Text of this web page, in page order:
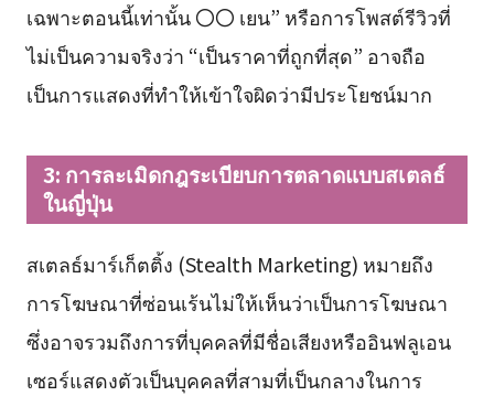
เฉพาะตอนนี้เท่านั้น 〇〇 เยน” หรือการโพสต์รีวิวที่
ไม่เป็นความจริงว่า “เป็นราคาที่ถูกที่สุด” อาจถือ
เป็นการแสดงที่ทำให้เข้าใจผิดว่ามีประโยชน์มาก
3: การละเมิดกฎระเบียบการตลาดแบบสเตลธ์
ในญี่ปุ่น
สเตลธ์มาร์เก็ตติ้ง (Stealth Marketing) หมายถึง
การโฆษณาที่ซ่อนเร้นไม่ให้เห็นว่าเป็นการโฆษณา
ซึ่งอาจรวมถึงการที่บุคคลที่มีชื่อเสียงหรืออินฟลูเอน
เซอร์แสดงตัวเป็นบุคคลที่สามที่เป็นกลางในการ